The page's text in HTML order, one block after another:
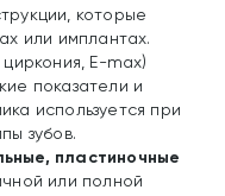
которые
или имплантах.
E-max)
показатели и
используется при
зубов.
пластиночные
или полной